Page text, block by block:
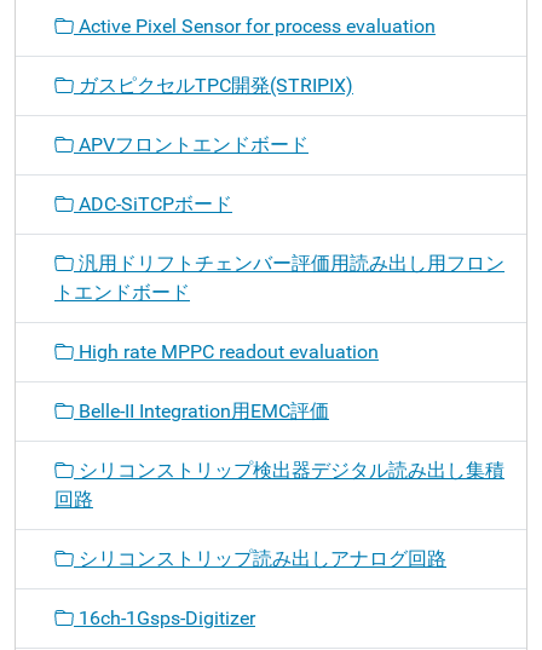
Active Pixel Sensor for process evaluation
ガスピクセルTPC開発(STRIPIX)
APVフロントエンドボード
ADC-SiTCPボード
汎用ドリフトチェンバー評価用読み出し用フロン
トエンドボード
High rate MPPC readout evaluation
Belle-II Integration用EMC評価
シリコンストリップ検出器デジタル読み出し集積
回路
シリコンストリップ読み出しアナログ回路
16ch-1Gsps-Digitizer